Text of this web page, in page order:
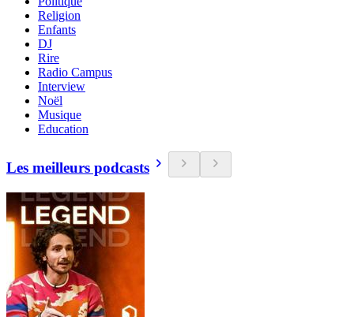
Religion
Enfants
DJ
Rire
Radio Campus
Interview
Noël
Musique
Education
Les meilleurs podcasts